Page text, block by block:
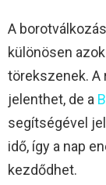
A
különösen
törekszenek. A
jelenthet, de a
segítségével
idő, így a nap
kezdődhet.